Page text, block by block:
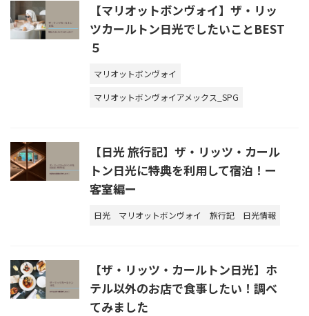
【マリオットボンヴォイ】ザ・リッ
ツカールトン日光でしたいことBEST
５
マリオットボンヴォイ
マリオットボンヴォイアメックス_SPG
【日光 旅行記】ザ・リッツ・カール
トン日光に特典を利用して宿泊！ー
客室編ー
日光 マリオットボンヴォイ 旅行記 日光情報
【ザ・リッツ・カールトン日光】ホ
テル以外のお店で食事したい！調べ
てみました